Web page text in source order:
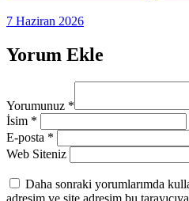
7 Haziran 2026
Yorum Ekle
Yorumunuz *
İsim *
E-posta *
Web Siteniz
Daha sonraki yorumlarımda